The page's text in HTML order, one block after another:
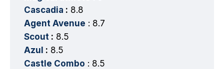
Cascadia : 8.8
Agent Avenue : 8.7
Scout : 8.5
Azul : 8.5
Castle Combo : 8.5